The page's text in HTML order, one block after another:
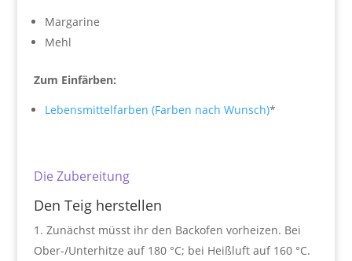
Margarine
Mehl
Zum Einfärben:
Lebensmittelfarben (Farben nach Wunsch)*
Die Zubereitung
Den Teig herstellen
Zunächst müsst ihr den Backofen vorheizen. Bei
Ober-/Unterhitze auf 180 °C; bei Heißluft auf 160 °C.